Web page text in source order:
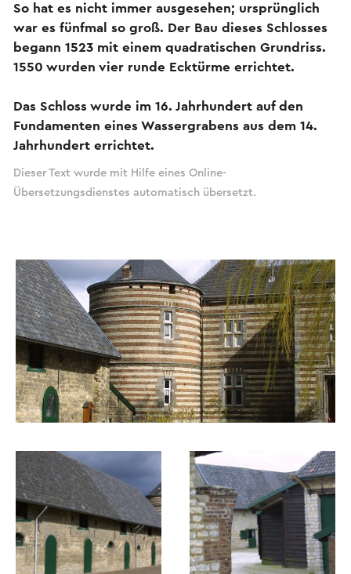
So hat es nicht immer ausgesehen; ursprünglich
war es fünfmal so groß. Der Bau dieses Schlosses
begann 1523 mit einem quadratischen Grundriss.
1550 wurden vier runde Ecktürme errichtet.
Das Schloss wurde im 16. Jahrhundert auf den
Fundamenten eines Wassergrabens aus dem 14.
Jahrhundert errichtet.
Dieser Text wurde mit Hilfe eines Online-
Übersetzungsdienstes automatisch übersetzt.